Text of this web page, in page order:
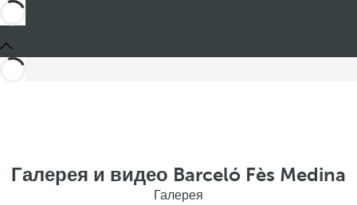
Галерея и видео Barceló Fès Medina
Галерея